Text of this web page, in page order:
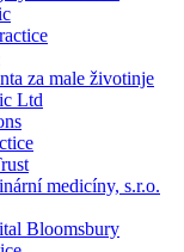
za male životinje
Ltd
medicíny, s.r.o.
Bloomsbury